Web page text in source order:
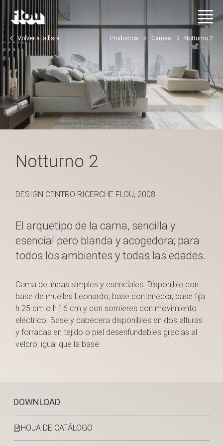
Volver a la lista Productos Camas Notturno 2
DOWNLOAD
HOJA DE CATÁLOGO
Notturno 2
DESIGN CENTRO RICERCHE FLOU, 2008
El arquetipo de la cama, sencilla y
esencial pero blanda y acogedora; para
todos los ambientes y todas las edades.
Cama de líneas simples y esenciales. Disponible con
base de muelles Leonardo, base contenedor, base fija
h 25 cm o h 16 cm y con somieres con movimiento
eléctrico. Base y cabecera disponibles en dos alturas
y forradas en tejido o piel desenfundables gracias al
velcro, igual que la base.